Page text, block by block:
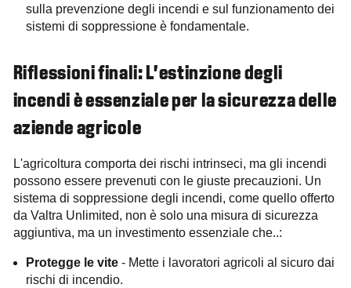
sulla prevenzione degli incendi e sul funzionamento dei
sistemi di soppressione è fondamentale.
Riflessioni finali: L'estinzione degli
incendi è essenziale per la sicurezza delle
aziende agricole
L'agricoltura comporta dei rischi intrinseci, ma gli incendi
possono essere prevenuti con le giuste precauzioni. Un
sistema di soppressione degli incendi, come quello offerto
da Valtra Unlimited, non è solo una misura di sicurezza
aggiuntiva, ma un investimento essenziale che..:
Protegge le vite- Mette i lavoratori agricoli al sicuro dai
rischi di incendio.